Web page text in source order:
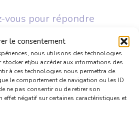
le consentement
nous utilisons des technologies
et/ou accéder aux informations des
à ces technologies nous permettra de
le comportement de navigation ou les ID
ne pas consentir ou de retirer son
effet négatif sur certaines caractéristiques et
vous pour répondre
!
vous pour répondre